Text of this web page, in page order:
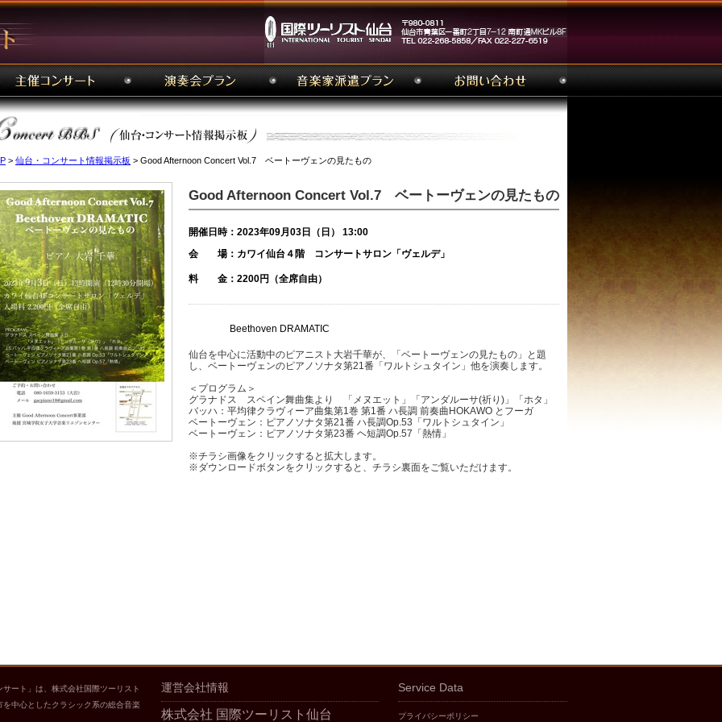
> 仙台・コンサート情報掲示板 > Good Afternoon Concert Vol.7 ベートーヴェンの見たもの
Good Afternoon Concert Vol.7 ベートーヴェンの見たもの
開催日時：2023年09月03日（日） 13:00
会 場：カワイ仙台４階 コンサートサロン「ヴェルデ」
料 金：2200円（全席自由）
Beethoven DRAMATIC
仙台を中心に活動中のピアニスト大岩千華が、「ベートーヴェンの見たもの」と題
し、ベートーヴェンのピアノソナタ第21番「ワルトシュタイン」他を演奏します。
＜プログラム＞
グラナドス スペイン舞曲集より 「メヌエット」「アンダルーサ(祈り)」「ホタ」
バッハ：平均律クラヴィーア曲集第1巻 第1番 ハ長調 前奏曲HOKAWO とフーガ
ベートーヴェン：ピアノソナタ第21番 ハ長調Op.53「ワルトシュタイン」
ベートーヴェン：ピアノソナタ第23番 ヘ短調Op.57「熱情」
※チラシ画像をクリックすると拡大します。
※ダウンロードボタンをクリックすると、チラシ裏面をご覧いただけます。
ート」は、株式会社国際ツーリスト
を中心としたクラシック系の総合音楽
運営会社情報
株式会社 国際ツーリスト仙台
Service Data
プライバシーポリシー